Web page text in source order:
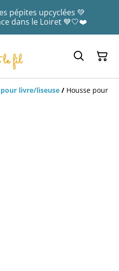
pépites upcyclées 💚
dans le Loiret 💙🤍❤️
livre/liseuse / Housse pour